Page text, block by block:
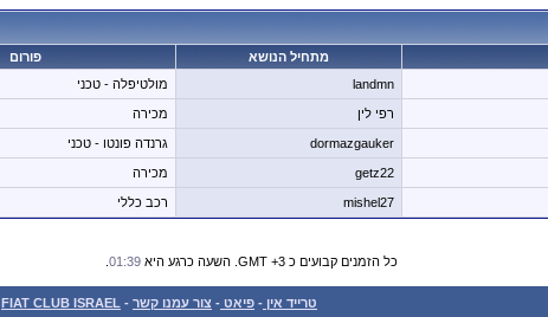
מתחיל הנושא פורום
landmn מולטיפלה - טכני
רפי לין מכירה
dormazgauker גרנדה פונטו - טכני
getz22 מכירה
mishel27 רכב כללי
כל הזמנים קבועים כ GMT +3. השעה כרגע היא 01:39
טרייד אין - פיאט - צור עמנו קשר -
FIAT CLUB ISRAEL